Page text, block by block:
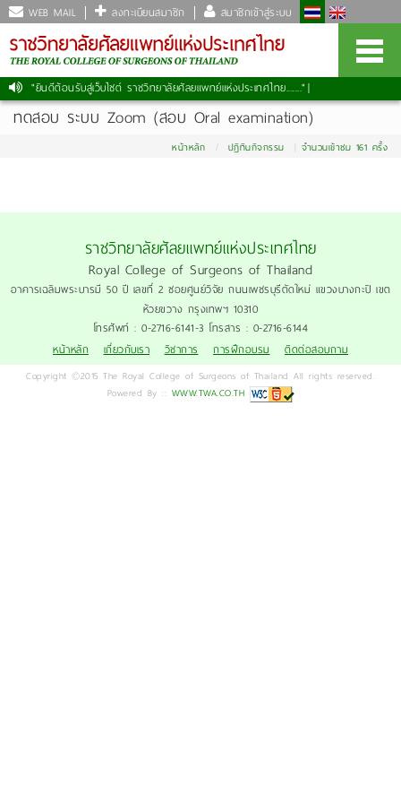
WEB MAIL ลงทะเบียนสมาชิก สมาชิกเข้าสู่ระบบ
"ยินดีต้อนรับสู่เว็บไซต์ ราชวิทยาลัยศัลยแพทย์แห่งประเทศไทย......." |
ทดสอบ ระบบ Zoom (สอบ Oral examination)
หน้าหลัก ปฏิทินกิจกรรม จำนวนเข้าชม 161 ครั้ง
ราชวิทยาลัยศัลยแพทย์แห่งประเทศไทย
Royal College of Surgeons of Thailand
อาคารเฉลิมพระบารมี 50 ปี เลขที่ 2 ซอยศูนย์วิจัย ถนนเพชรบุรีตัดใหม่ แขวงบางกะปิ เขต
ห้วยขวาง กรุงเทพฯ 10310
โทรศัพท์ : 0-2716-6141-3 โทรสาร : 0-2716-6144
หน้าหลัก
เกี่ยวกับเรา วิชาการ การฝึกอบรม ติดต่อสอบถาม
Copyright ©2015 The Royal College of Surgeons of Thailand All rights reserved.
Powered By :: WWW.TWA.CO.TH